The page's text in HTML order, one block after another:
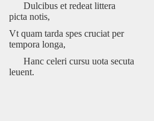
Dulcibus et redeat littera
picta notis,
Vt quam tarda spes cruciat per
tempora longa,
Hanc celeri cursu uota secuta
leuent.